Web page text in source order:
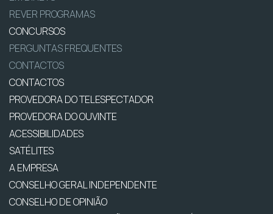
REVER PROGRAMAS
CONCURSOS
PERGUNTAS FREQUENTES
CONTACTOS
CONTACTOS
PROVEDORA DO TELESPECTADOR
PROVEDORA DO OUVINTE
ACESSIBILIDADES
SATÉLITES
A EMPRESA
CONSELHO GERAL INDEPENDENTE
CONSELHO DE OPINIÃO